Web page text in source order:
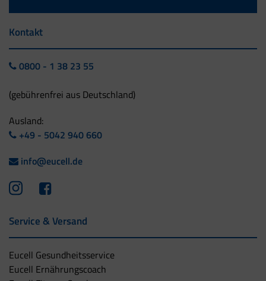
Kontakt
0800 - 1 38 23 55
(gebührenfrei aus Deutschland)
Ausland:
+49 - 5042 940 660
info@eucell.de
Service & Versand
Eucell Gesundheitsservice
Eucell Ernährungscoach